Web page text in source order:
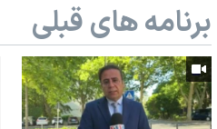
برنامه های قبلی